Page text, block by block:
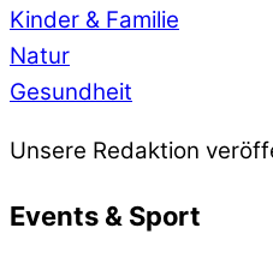
Kinder & Familie
Natur
Gesundheit
Unsere Redaktion
Events & Sport